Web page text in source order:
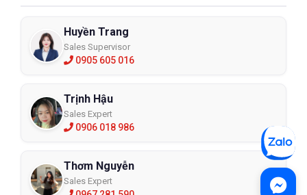
Huyền Trang
Sales Supervisor
0905 605 016
Trịnh Hậu
Sales Expert
0906 018 986
Thơm Nguyễn
Sales Expert